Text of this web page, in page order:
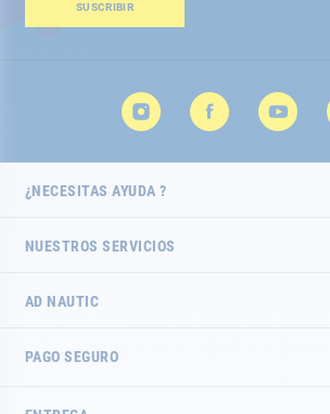
de
SUSCRIBIR
¿NECESITAS AYUDA ?
NUESTROS SERVICIOS
AD NAUTIC
PAGO SEGURO